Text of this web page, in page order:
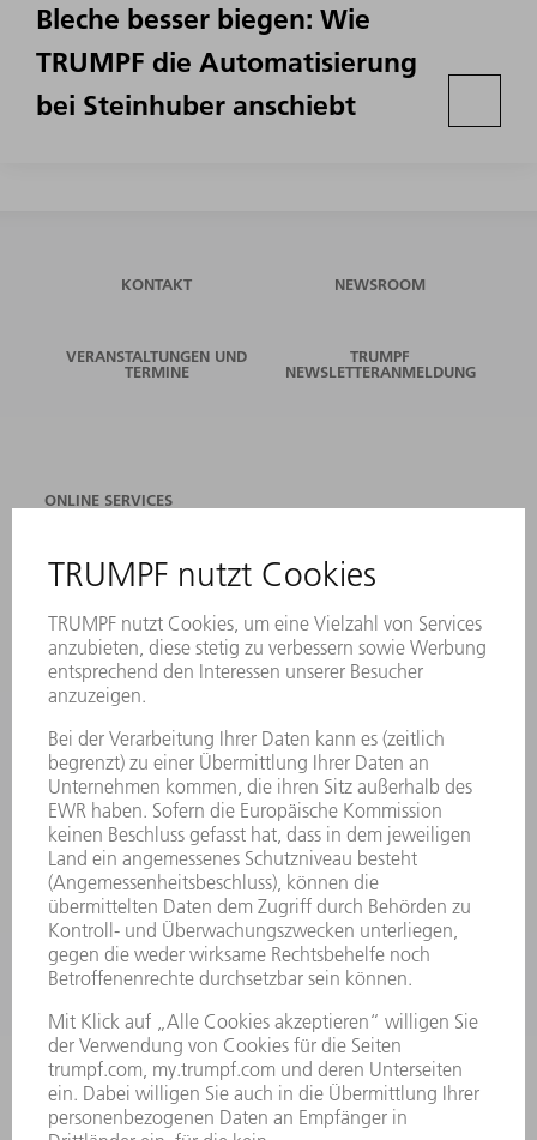
Bleche besser biegen: Wie
TRUMPF die Automatisierung
bei Steinhuber anschiebt
KONTAKT NEWSROOM
VERANSTALTUNGEN UND
TERMINE
TRUMPF
NEWSLETTERANMELDUNG
ONLINE SERVICES
STANDORTE
NEWSLETTER-ANMELDUNG
MYTRUMPF
SICHERHEITSDATENBLÄTTER
PRODUKTE
LASER
LEISTUNGSELEKTRONIK
ELEKTROWERKZEUGE
SMART FACTORY
SOFTWARE
SERVICES
ANWENDUNGEN
BRANCHEN
UNTERNEHMEN
KARRIERE
STELLENANGEBOTE
VORSTAND
GESCHÄFTSBERICHT
UNTERNEHMENSGRUNDSÄTZE
COMPLIANCE
HINWEISGEBERSYSTEM